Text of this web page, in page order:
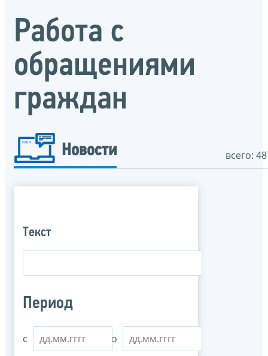
Работа с
обращениями
граждан
Новости всего:
Текст
Период
с по